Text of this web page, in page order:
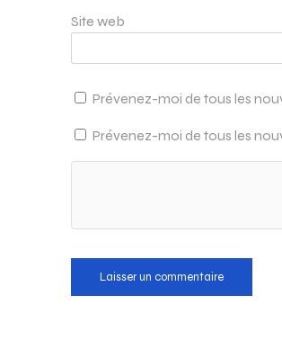
Site web
Prévenez-moi de tous les
Prévenez-moi de tous les